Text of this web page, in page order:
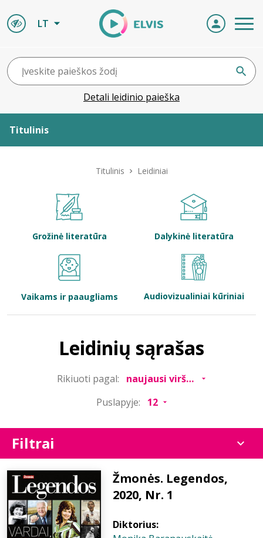
LT
Detali leidinio paieška
Titulinis
Bibliotekoms
Titulinis Leidiniai
Grožinė literatūra Dalykinė literatūra
Vaikams ir paaugliams Audiovizualiniai kūriniai
Leidinių sąrašas
Rikiuoti pagal:
Puslapyje:
Filtrai
Žmonės. Legendos,
2020, Nr. 1
Diktorius: